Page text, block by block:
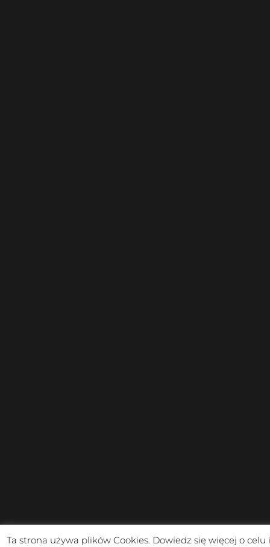
Ta strona używa plików Cookies. Dowiedz się więcej o celu